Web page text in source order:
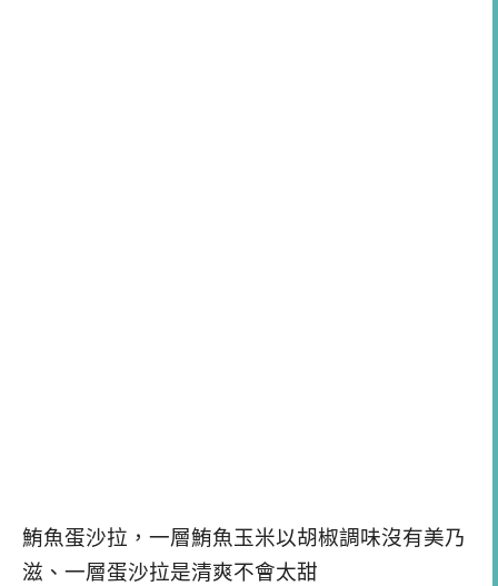
鮪魚蛋沙拉，一層鮪魚玉米以胡椒調味沒有美乃
滋、一層蛋沙拉是清爽不會太甜